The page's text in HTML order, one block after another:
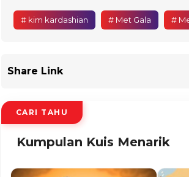
# kim kardashian # Met Gala #
Share Link
CARI TAHU
Kumpulan Kuis Menarik